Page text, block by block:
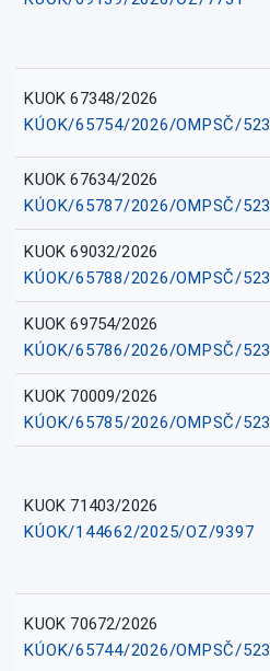
KUOK 67348/2026
KÚOK/65754/2026/OMPSČ/523
KUOK 67634/2026
KÚOK/65787/2026/OMPSČ/523
KUOK 69032/2026
KÚOK/65788/2026/OMPSČ/523
KUOK 69754/2026
KÚOK/65786/2026/OMPSČ/523
KUOK 70009/2026
KÚOK/65785/2026/OMPSČ/523
KUOK 71403/2026
KÚOK/144662/2025/OZ/9397
KUOK 70672/2026
KÚOK/65744/2026/OMPSČ/523